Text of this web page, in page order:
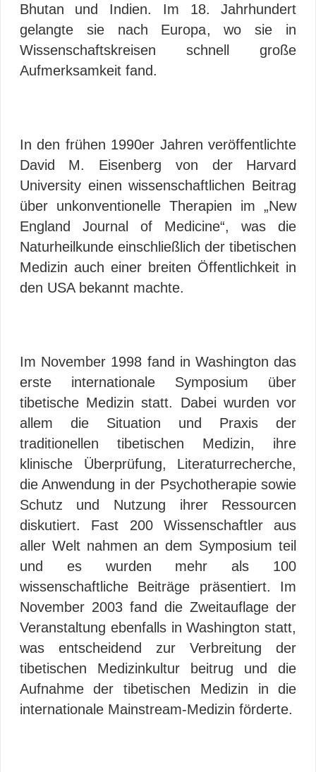
Bhutan und Indien. Im 18. Jahrhundert
gelangte sie nach Europa, wo sie in
Wissenschaftskreisen schnell große
Aufmerksamkeit fand.
In den frühen 1990er Jahren veröffentlichte
David M. Eisenberg von der Harvard
University einen wissenschaftlichen Beitrag
über unkonventionelle Therapien im „New
England Journal of Medicine“, was die
Naturheilkunde einschließlich der tibetischen
Medizin auch einer breiten Öffentlichkeit in
den USA bekannt machte.
Im November 1998 fand in Washington das
erste internationale Symposium über
tibetische Medizin statt. Dabei wurden vor
allem die Situation und Praxis der
traditionellen tibetischen Medizin, ihre
klinische Überprüfung, Literaturrecherche,
die Anwendung in der Psychotherapie sowie
Schutz und Nutzung ihrer Ressourcen
diskutiert. Fast 200 Wissenschaftler aus
aller Welt nahmen an dem Symposium teil
und es wurden mehr als 100
wissenschaftliche Beiträge präsentiert. Im
November 2003 fand die Zweitauflage der
Veranstaltung ebenfalls in Washington statt,
was entscheidend zur Verbreitung der
tibetischen Medizinkultur beitrug und die
Aufnahme der tibetischen Medizin in die
internationale Mainstream-Medizin förderte.